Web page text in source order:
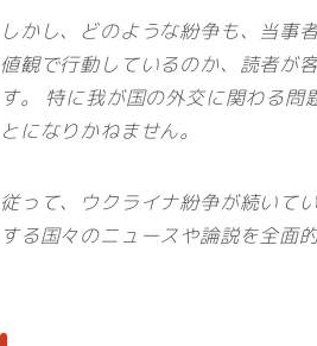
しかし、どのような紛争も、当事
値観で行動しているのか、読者が
す。 特に我が国の外交に関わる
とになりかねません。
従って、ウクライナ紛争が続いて
する国々のニュースや論説を全面